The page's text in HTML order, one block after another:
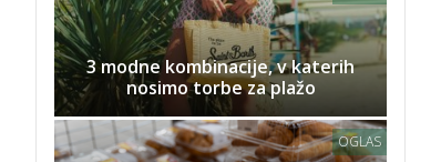
3 modne kombinacije, v katerih
nosimo torbe za plažo
OGLAS